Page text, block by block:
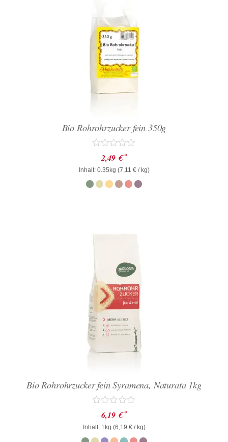
Bio Rohrohrzucker fein 350g
Bewertet
mit
0
von
5
2,49 € *
Inhalt: 0.35kg (7,11 €/ kg)
Bio Rohrohrzucker fein Syramena, Naturata 1kg
Bewertet
mit
0
von
6,19 € *
Inhalt: 1kg (6,19 €/ kg)